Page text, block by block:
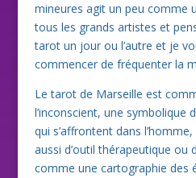
mineures agit un peu comme
tous les grands artistes et
tarot un jour ou l’autre et je
commencer de fréquenter la
Le tarot de Marseille est
l’inconscient, une symbolique
qui s’affrontent dans
aussi d’outil thérapeutique ou
comme une cartographie des